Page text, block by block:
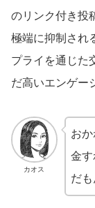
のリンク付き投
極端に抑制され
プライを通じた
だ高いエンゲー
カオス
お
金
だも